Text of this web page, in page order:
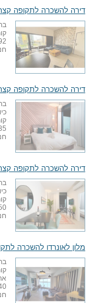
דירה להשכרה לתקופה קצרה 3 חדרים 432$
בת
קומה 2 מתוך
92
דירה להשכרה לתקופה קצרה 1 חדר 250$
קומה
35
דירה להשכרה לתקופה קצרה 2 חדרים 266$
בת
קומה 3,
50
מלון לאונרדו להשכרה לתקופה קצרה 2
בת
40 מ"ר, יש